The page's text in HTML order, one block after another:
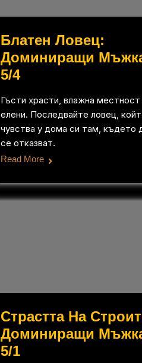
Блатен Ловец:
Доминиращи
5/4
Гъсти храсти, влажна местност
елени. Последвайте ловец,
чувства у дома си там, където
се отказват.
Read More
Страстта На
Доминиращи
5/1